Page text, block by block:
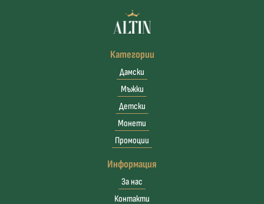
Категории
Дамски
Мъжки
Детски
Монети
Промоции
Информация
За нас
Контакти